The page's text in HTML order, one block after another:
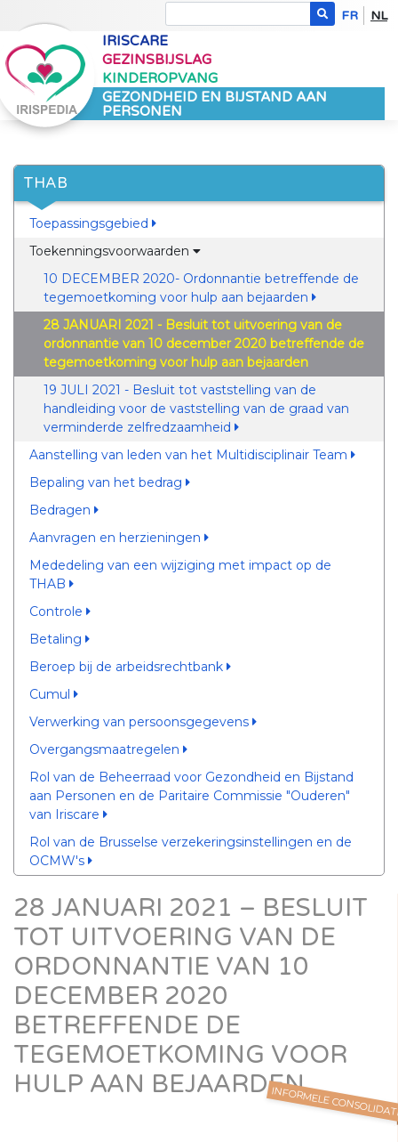
FR NL
IRISCARE
GEZINSBIJSLAG
KINDEROPVANG
GEZONDHEID EN BIJSTAND AAN
PERSONEN
THAB
Toepassingsgebied
Toekenningsvoorwaarden
10 DECEMBER 2020- Ordonnantie betreffende de
tegemoetkoming voor hulp aan bejaarden
28 JANUARI 2021 - Besluit tot uitvoering van de
ordonnantie van 10 december 2020 betreffende de
tegemoetkoming voor hulp aan bejaarden
19 JULI 2021 - Besluit tot vaststelling van de
handleiding voor de vaststelling van de graad van
verminderde zelfredzaamheid
Aanstelling van leden van het Multidisciplinair Team
Bepaling van het bedrag
Bedragen
Aanvragen en herzieningen
Mededeling van een wijziging met impact op de
THAB
Controle
Betaling
Beroep bij de arbeidsrechtbank
Cumul
Verwerking van persoonsgegevens
Overgangsmaatregelen
Rol van de Beheerraad voor Gezondheid en Bijstand
aan Personen en de Paritaire Commissie "Ouderen"
van Iriscare
Rol van de Brusselse verzekeringsinstellingen en de
OCMW's
28 JANUARI 2021 – BESLUIT
TOT UITVOERING VAN DE
ORDONNANTIE VAN 10
DECEMBER 2020
BETREFFENDE DE
TEGEMOETKOMING VOOR
HULP AAN BEJAARDEN
INFORMELE